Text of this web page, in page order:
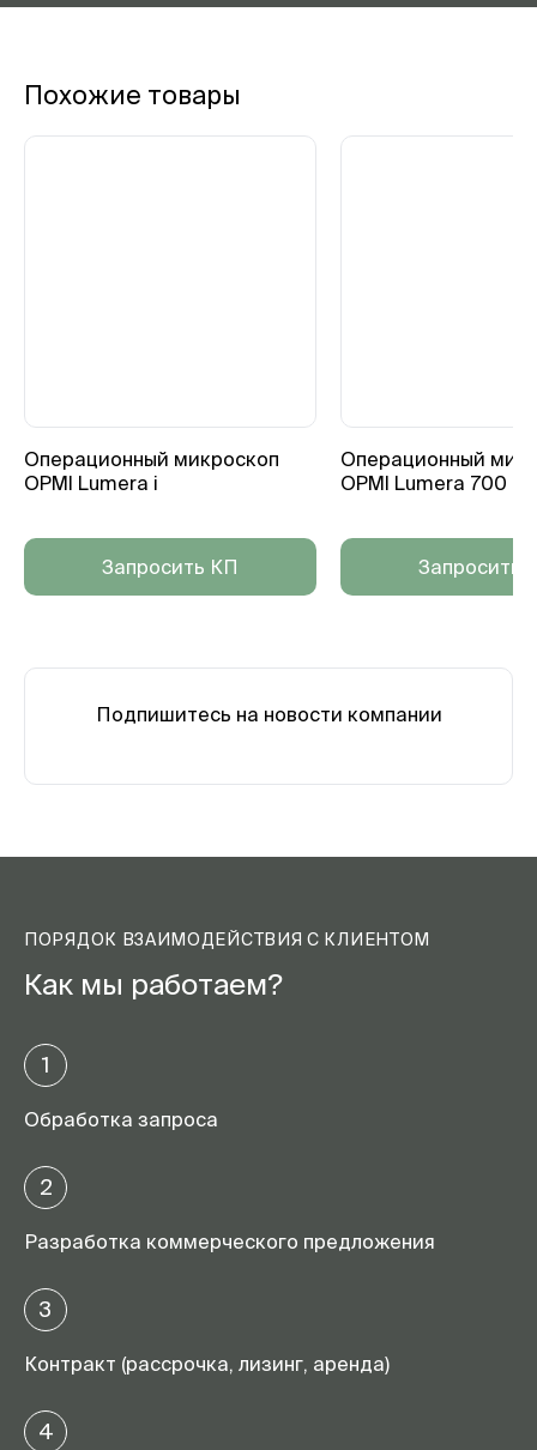
Похожие товары
Операционный микроскоп
OPMI Lumera i
Запросить КП
Операционный
OPMI Lumera 700
Запросить
Подпишитесь на новости компании
ПОРЯДОК ВЗАИМОДЕЙСТВИЯ С КЛИЕНТОМ
Как мы работаем?
1
Обработка запроса
2
Разработка коммерческого предложения
3
Контракт (рассрочка, лизинг, аренда)
4